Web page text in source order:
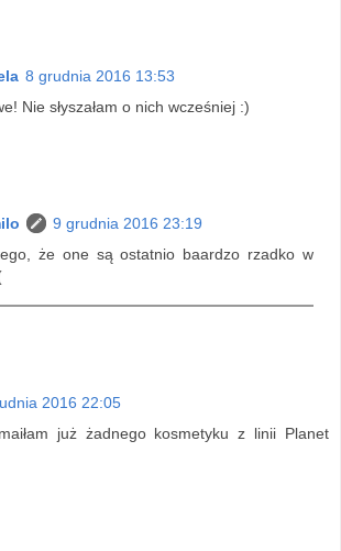
8 grudnia 2016 13:53
Nie słyszałam o nich wcześniej :)
9 grudnia 2016 23:19
że one są ostatnio baardzo rzadko w
2016 22:05
już żadnego kosmetyku z linii Planet